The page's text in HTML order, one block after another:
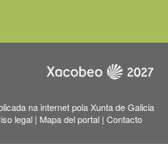
na internet pola Xunta de Galicia
legal | Mapa del portal | Contacto